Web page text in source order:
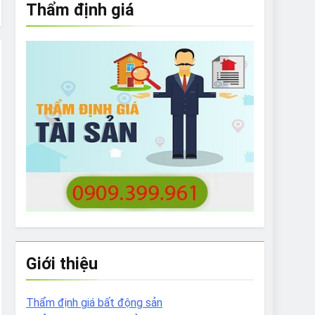
to What Bulldogs Can (and can’t) Eat
Do I Need to Groom My Bulldog
Thẩm định giá
Giới thiệu
Thẩm định giá bất động sản